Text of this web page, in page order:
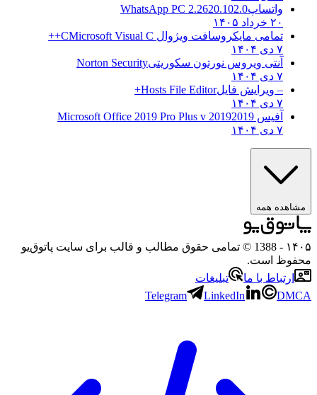
واتساپWhatsApp PC 2.2620.102.0
۲۰ خرداد ۱۴۰۵
تمامی مایکروسافت ویژوال C Microsoft Visual C++
۷ دی ۱۴۰۴
آنتی ویروس نورتون سکوریتیNorton Security
۷ دی ۱۴۰۴
– ویرایش فایلHosts File Editor+
۷ دی ۱۴۰۴
آفیس 2019 2019 Microsoft Office 2019 Pro Plus v
۷ دی ۱۴۰۴
مشاهده همه
۱۴۰۵
- 1388 © تمامی حقوق مطالب و قالب برای سایت پاتوق‌یو
محفوظ است.
ارتباط با ما
تبلیغات
Telegram
LinkedIn DMCA